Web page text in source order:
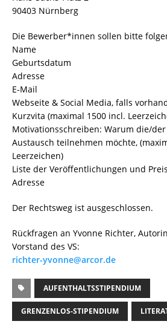
90403 Nürnberg
Die Bewerber*innen sollen bitte
Name
Geburtsdatum
Adresse
E-Mail
Webseite & Social Media, falls
Kurzvita (maximal 1500 incl.
Motivationsschreiben: Warum die/
Austausch teilnehmen möchte,
Leerzeichen)
Liste der Veröffentlichungen und
Adresse
Der Rechtsweg ist ausgeschlossen.
Rückfragen an Yvonne Richter,
Vorstand des VS:
richter-yvonne@arcor.de
AUFENTHALTSSTIPENDIUM
GRENZENLOS-STIPENDIUM